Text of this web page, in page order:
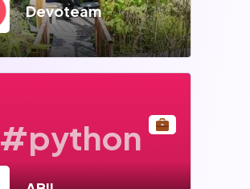
Devoteam
#python